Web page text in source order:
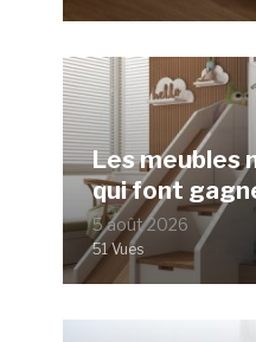
Les meubles
qui font
5 août 2026
51 Vues